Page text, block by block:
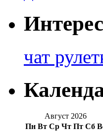
чат
Август 2026
Пн Вт Ср Чт Пт Сб